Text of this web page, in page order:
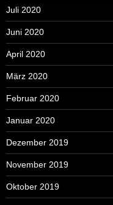
Juli 2020
Juni 2020
April 2020
März 2020
Februar 2020
Januar 2020
Dezember 2019
November 2019
Oktober 2019